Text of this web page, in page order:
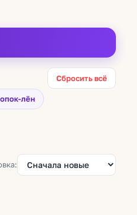
Сбросить всё
лён